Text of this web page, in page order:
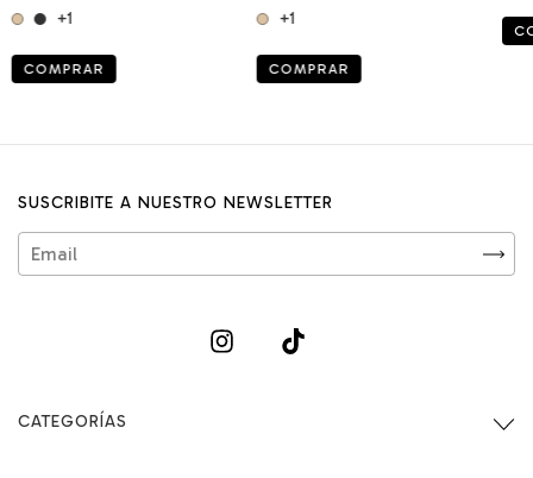
+1
COMPRAR
+1
COMPRAR
SUSCRIBITE A NUESTRO NEWSLETTER
CATEGORÍAS